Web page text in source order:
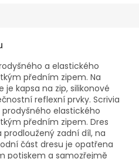
a elastického
předním zipem. Na
kapsa na zip, silikonové
reflexní prvky. Scrivia
elastického
předním zipem. Dres
zadní díl, na
část dresu je opatřena
potiskem a samozřejmě